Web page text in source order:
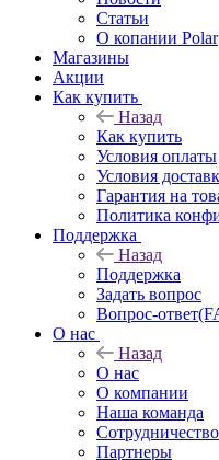
Статьи
О копании Polar
Магазины
Акции
Как купить
Назад
Как купить
Условия оплаты
Условия
Гарантия на
Политика
Поддержка
Назад
Поддержка
Задать вопрос
Вопрос-
О нас
Назад
О нас
О компании
Наша команда
Сотрудничество
Партнеры